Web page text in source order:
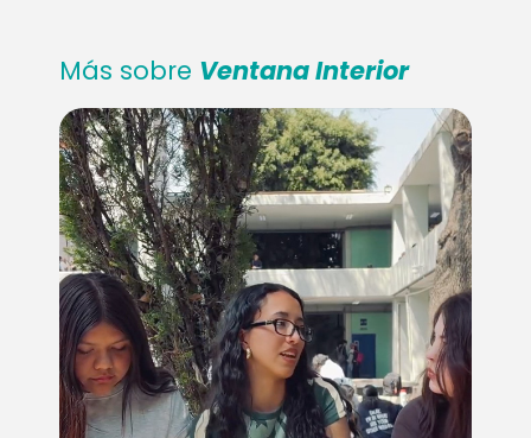
Más sobre Ventana Interior